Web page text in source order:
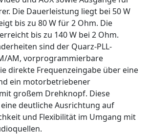
Die Dauerleistung liegt bei 50 W
bis zu 80 W für 2 Ohm. Die
bis zu 140 W bei 2 Ohm.
sind der Quarz-PLL-
AM, vorprogrammierbare
direkte Frequenzeingabe über eine
ein motorbetriebener
großem Drehknopf. Diese
deutliche Ausrichtung auf
und Flexibilität im Umgang mit